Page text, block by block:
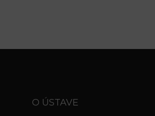
O ÚSTAVE